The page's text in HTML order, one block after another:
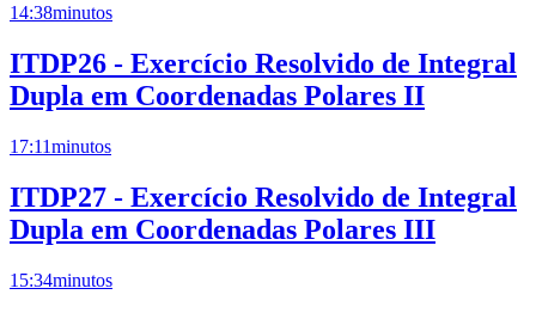
14:38minutos
ITDP26 - Exercício Resolvido de Integral
Dupla em Coordenadas Polares II
17:11minutos
ITDP27 - Exercício Resolvido de Integral
Dupla em Coordenadas Polares III
15:34minutos